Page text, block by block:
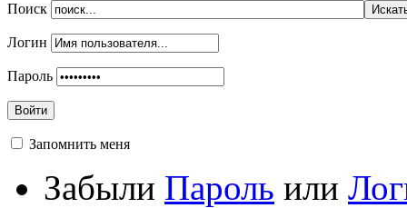
Поиск
Логин
Пароль
Войти
Запомнить меня
Забыли Пароль или